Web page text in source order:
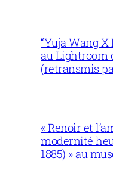
“Yuja Wang X
au Lightroom
(retransmis
« Renoir et
modernité
1885) » au